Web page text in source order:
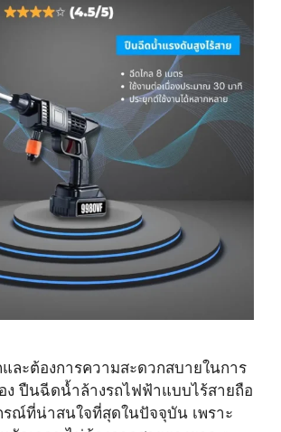
ละต้องการความสะดวกสบายในการ
ง ปืนฉีดน้ำล้างรถไฟฟ้าแบบไร้สายถือ
รณ์ที่น่าสนใจที่สุดในปัจจุบัน เพราะ